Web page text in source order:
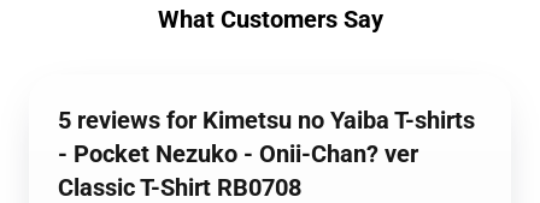
What Customers Say
5 reviews for Kimetsu no Yaiba T-shirts
- Pocket Nezuko - Onii-Chan? ver
Classic T-Shirt RB0708